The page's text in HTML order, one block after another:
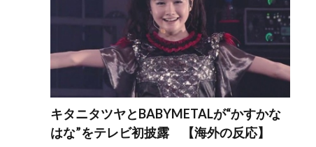
キタニタツヤとBABYMETALが“かすかな
はな”をテレビ初披露 【海外の反応】